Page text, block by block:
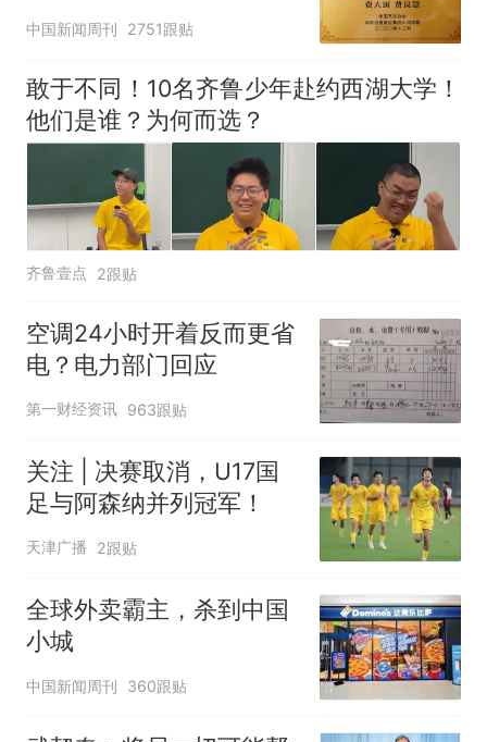
官方回应
中国新闻周刊 2751跟贴
敢于不同！10名齐鲁少年赴约西湖大学！
他们是谁？为何而选？
齐鲁壹点 2跟贴
空调24小时开着反而更省
电？电力部门回应
第一财经资讯 963跟贴
关注 | 决赛取消，U17国
足与阿森纳并列冠军！
天津广播 2跟贴
全球外卖霸主，杀到中国
小城
中国新闻周刊 360跟贴